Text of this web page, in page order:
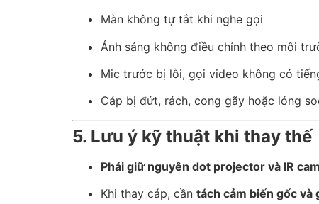
Màn không tự tắt khi nghe gọi
Ánh sáng không điều chỉnh theo môi
Mic trước bị lỗi, gọi video không có
Cáp bị đứt, rách, cong gãy hoặc lỏng
5. Lưu ý kỹ thuật khi thay thế
Phải giữ nguyên dot projector và IR
Khi thay cáp, cần tách cảm biến gốc và